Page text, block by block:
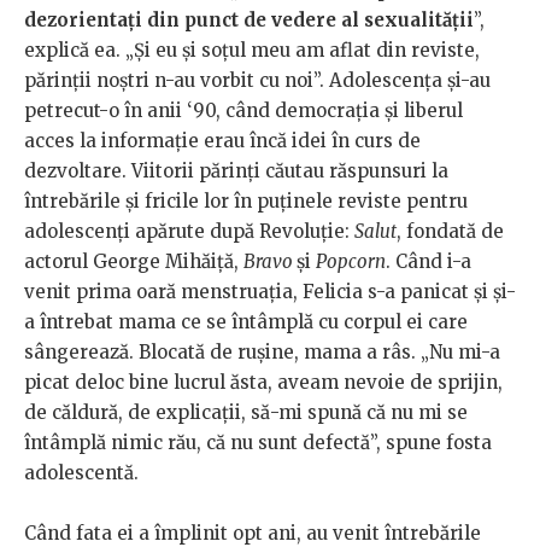
dezorientați din punct de vedere al sexualității”,
explică ea. „Și eu și soțul meu am aflat din reviste,
părinții noștri n-au vorbit cu noi”. Adolescența și-au
petrecut-o în anii ‘90, când democrația și liberul
acces la informație erau încă idei în curs de
dezvoltare. Viitorii părinți căutau răspunsuri la
întrebările și fricile lor în puținele reviste pentru
adolescenți apărute după Revoluție: Salut, fondată de
actorul George Mihăiță, Bravo și Popcorn. Când i-a
venit prima oară menstruația, Felicia s-a panicat și și-
a întrebat mama ce se întâmplă cu corpul ei care
sângerează. Blocată de rușine, mama a râs. „Nu mi-a
picat deloc bine lucrul ăsta, aveam nevoie de sprijin,
de căldură, de explicații, să-mi spună că nu mi se
întâmplă nimic rău, că nu sunt defectă”, spune fosta
adolescentă.
Când fata ei a împlinit opt ani, au venit întrebările